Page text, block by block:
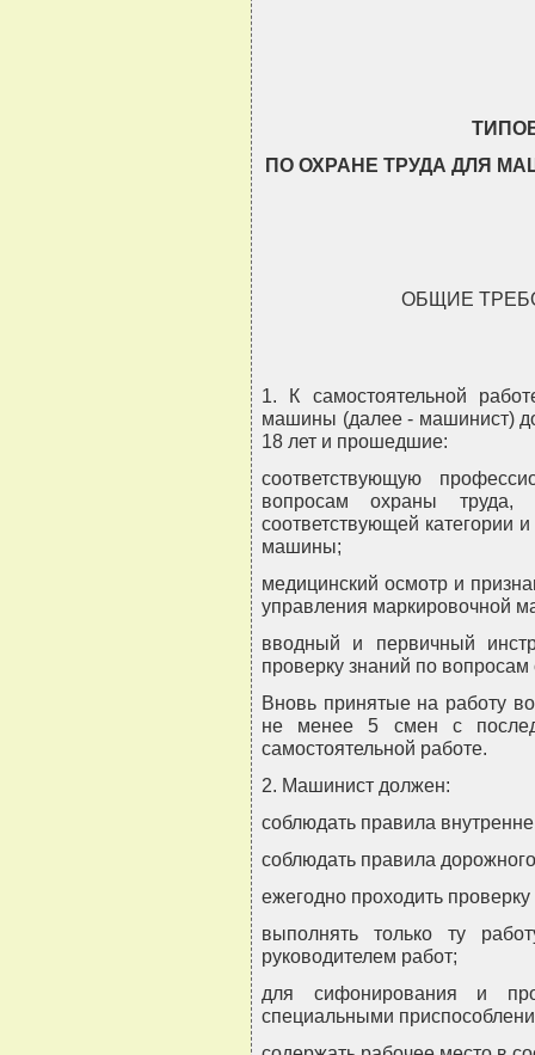
ПО ОХРАНЕ ТРУДА ДЛЯ
ОБЩИЕ
1. К самостоятельной
машины (далее - машинист)
18 лет и прошедшие:
соответствующую
вопросам охраны труда,
соответствующей категории
машины;
медицинский осмотр и
управления маркировочной
вводный и первичный
проверку знаний по
Вновь принятые на работу
не менее 5 смен с
самостоятельной работе.
2. Машинист должен:
соблюдать правила
соблюдать правила
ежегодно проходить
выполнять только ту
руководителем работ;
для сифонирования и
специальными